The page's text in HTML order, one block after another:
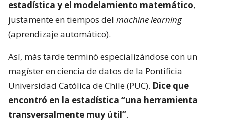
estadística y el modelamiento matemático,
justamente en tiempos del machine learning
(aprendizaje automático).
Así, más tarde terminó especializándose con un
magíster en ciencia de datos de la Pontificia
Universidad Católica de Chile (PUC). Dice que
encontró en la estadística “una herramienta
transversalmente muy útil”.